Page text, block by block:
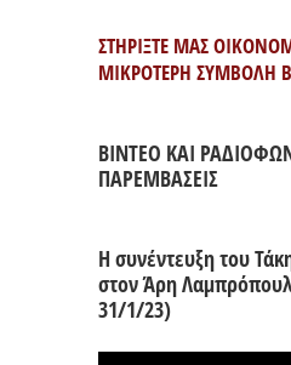
ΣΤΗΡΙΞΤΕ ΜΑΣ
ΜΙΚΡΟΤΕΡΗ ΣΥΜΒΟΛΗ
ΒΙΝΤΕΟ ΚΑΙ
ΠΑΡΕΜΒΑΣΕΙΣ
Η συνέντευξη του
στον Άρη
31/1/23)